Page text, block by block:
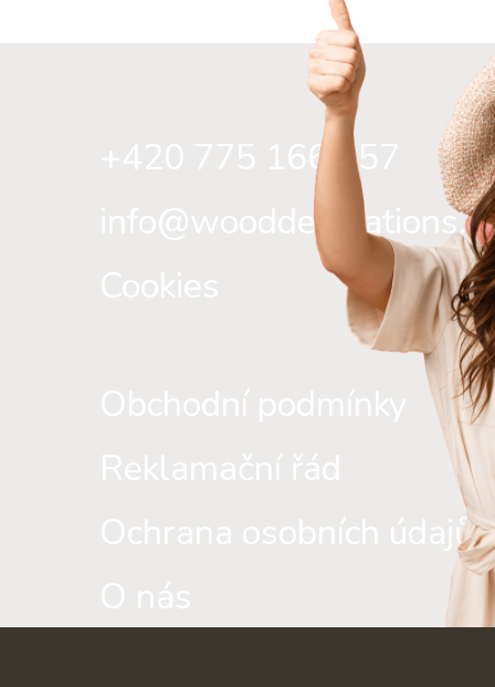
+420 775 166 157
Ochrana osobních údajů